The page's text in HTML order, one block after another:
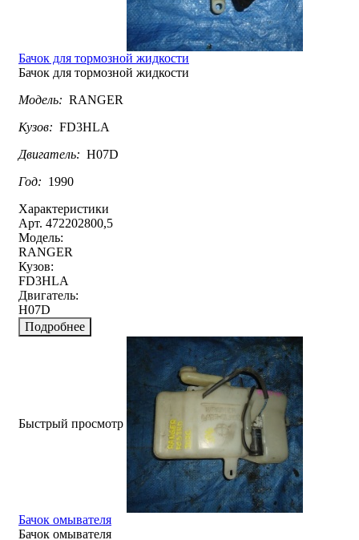
Бачок для тормозной жидкости
Бачок для тормозной жидкости
Модель: RANGER
Кузов: FD3HLA
Двигатель: H07D
Год: 1990
Характеристики
Арт. 472202800,5
Модель:
RANGER
Кузов:
FD3HLA
Двигатель:
H07D
Подробнее
Быстрый просмотр
Бачок омывателя
Бачок омывателя